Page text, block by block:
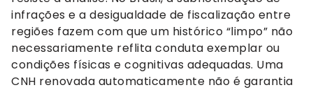
infrações e a desigualdade de fiscalização entre
regiões fazem com que um histórico “limpo” não
necessariamente reflita conduta exemplar ou
condições físicas e cognitivas adequadas. Uma
CNH renovada automaticamente não é garantia